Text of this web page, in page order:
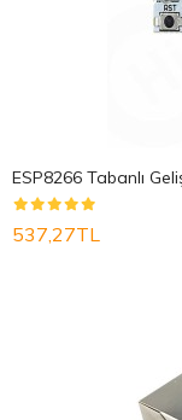
ESP8266 Tabanlı
537,27TL